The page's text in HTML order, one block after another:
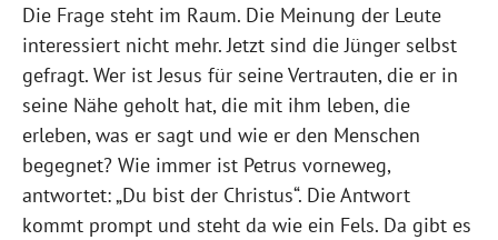
Die Frage steht im Raum. Die Meinung der Leute
interessiert nicht mehr. Jetzt sind die Jünger selbst
gefragt. Wer ist Jesus für seine Vertrauten, die er in
seine Nähe geholt hat, die mit ihm leben, die
erleben, was er sagt und wie er den Menschen
begegnet? Wie immer ist Petrus vorneweg,
antwortet: „Du bist der Christus“. Die Antwort
kommt prompt und steht da wie ein Fels. Da gibt es